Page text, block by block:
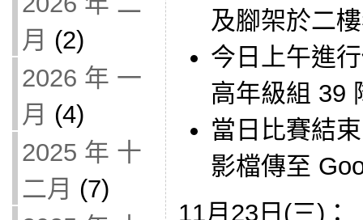
月 (2)
2026 年 一
月 (4)
2025 年 十
二月 (7)
及腳架於二
今日上午進
高年級組 39
當日比賽結
影檔傳至
11月23日(三)：